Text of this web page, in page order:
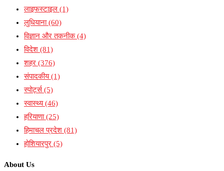
लाइफस्टाइल (1)
लुधियाना(60)
विज्ञान और तकनीक(4)
विदेश (81)
शहर (376)
संपादकीय(1)
स्पोर्ट्स(5)
स्वास्थ्य(46)
हरियाणा(25)
हिमाचल प्रदेश (81)
होशियारपुर (5)
About Us